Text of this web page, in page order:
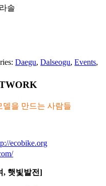
솔
Daegu,Dalseogu,Events,
을 만드는 사람들
ecobike.org
, 햇빛발전]